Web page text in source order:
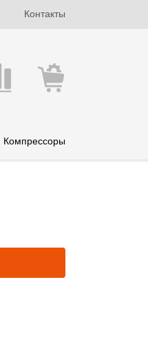
Контакты
Компрессоры